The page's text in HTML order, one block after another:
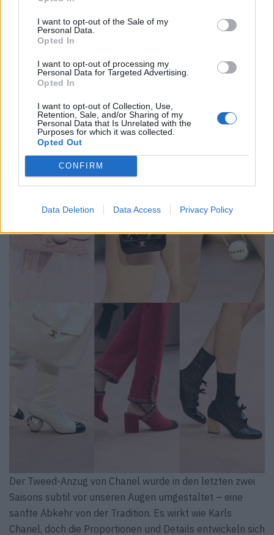
I want to opt-out of the Sale of my
Personal Data.
Opted In
I want to opt-out of processing my
Personal Data for Targeted Advertising.
Opted In
I want to opt-out of Collection, Use,
Retention, Sale, and/or Sharing of my
Personal Data that Is Unrelated with the
Purposes for which it was collected.
Opted Out
CONFIRM
Data Deletion Data Access Privacy Policy
Der Tweed-Anzug von Chanel wurde in den letzten zwei
Saisons subtil vor unseren Augen umgestaltet – eine
sanfte Abkehr von der Tradition. Es wirkt wie Karls
Chanel, doch die Proportionen und Details entwickeln sich